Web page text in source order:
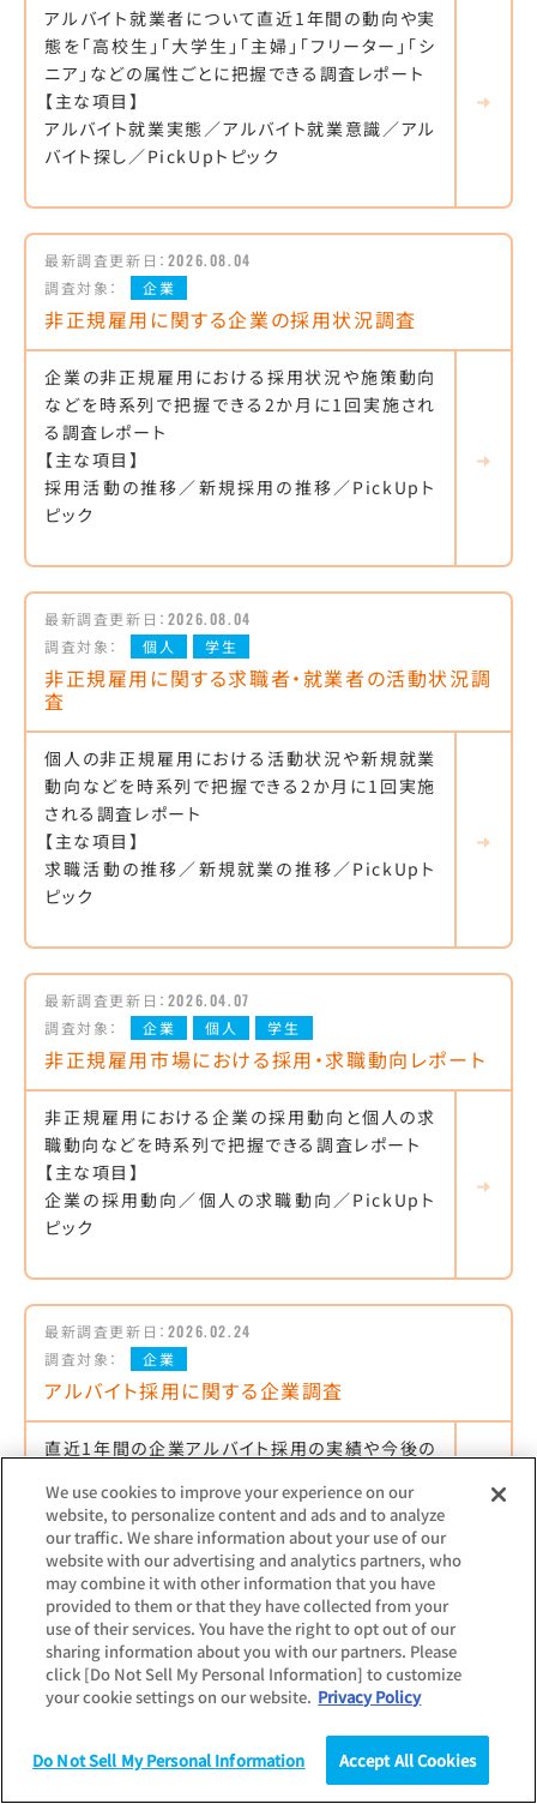
統計（データ） コラム
アルバイト就業者について直近1年間の動向や実
態を「高校生」「大学生」「主婦」「フリーター」「シ
ニア」などの属性ごとに把握できる調査レポート
【主な項目】
アルバイト就業実態／アルバイト就業意識／アル
バイト探し／PickUpトピック
最新調査更新日： 2026.08.04
調査対象：
企業
非正規雇用に関する企業の採用状況調査
企業の非正規雇用における採用状況や施策動向
などを時系列で把握できる2か月に1回実施され
る調査レポート
【主な項目】
採用活動の推移／新規採用の推移／PickUpト
ピック
最新調査更新日： 2026.08.04
調査対象：
個人 学生
非正規雇用に関する求職者・就業者の活動状況調
査
個人の非正規雇用における活動状況や新規就業
動向などを時系列で把握できる2か月に1回実施
される調査レポート
【主な項目】
求職活動の推移／新規就業の推移／PickUpト
ピック
最新調査更新日： 2026.04.07
調査対象：
企業 個人 学生
非正規雇用市場における採用・求職動向レポート
非正規雇用における企業の採用動向と個人の求
職動向などを時系列で把握できる調査レポート
【主な項目】
企業の採用動向／個人の求職動向／PickUpト
ピック
最新調査更新日： 2026.02.24
調査対象：
企業
アルバイト採用に関する企業調査
直近1年間の企業アルバイト採用の実績や今後の
【主な項目】
過不足感／採用ターゲット／活動実績／今後の
見通し／PickUpトピック
最新調査更新日：2026.07.23
調査対象：
企業
非正規雇用を採用する企業の非正規社員に対す
We use cookies to improve your experience on our
website, to personalize content and ads and to analyze
our traffic. We share information about your use of our
website with our advertising and analytics partners, who
may combine it with other information that you have
provided to them or that they have collected from your
use of their services. You have the right to opt out of our
sharing information about you with our partners. Please
click [Do Not Sell My Personal Information] to customize
your cookie settings on our website. Privacy Policy
Do Not Sell My Personal Information Accept All Cookies